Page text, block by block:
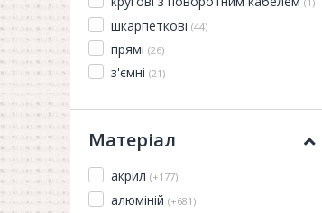
шкарпеткові (44)
прямі (26)
з'ємні (21)
Матеріал
акрил (+177)
алюміній (+681)